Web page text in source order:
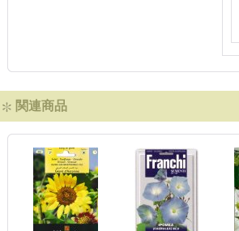
関連商品